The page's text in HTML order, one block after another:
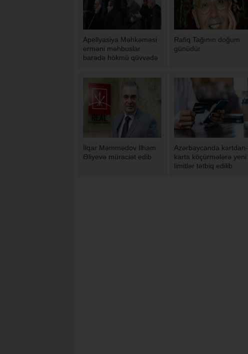
Apellyasiya Məhkəməsi
erməni məhbuslar
barədə hökmü qüvvədə
Rafiq Tağının doğum
günüdür
İlqar Məmmədov İlham
Əliyevə müraciət edib
Azərbaycanda kartdan-
karta köçürmələrə yeni
limitlər tətbiq edilib